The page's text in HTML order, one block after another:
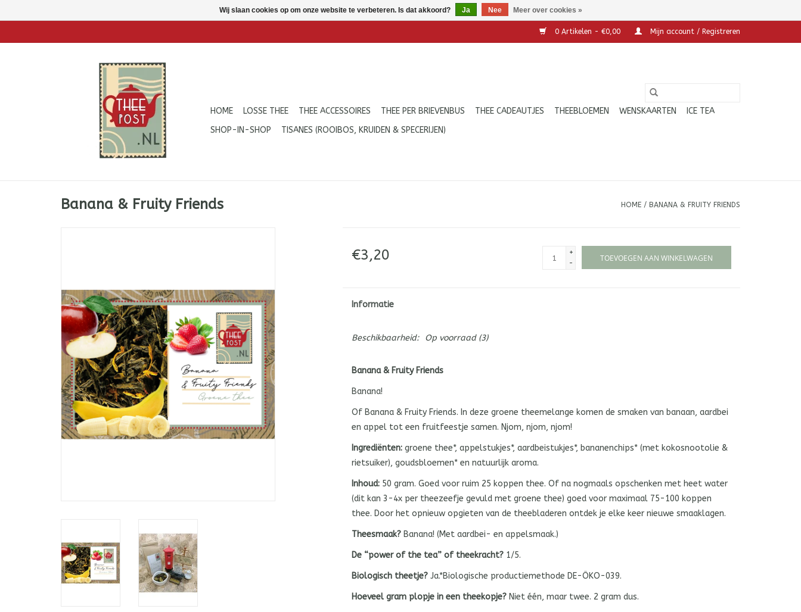
0 Artikelen - €0,00 Mijn account / Registreren
HOME LOSSE THEE THEE ACCESSOIRES THEE PER BRIEVENBUS THEE CADEAUTJES THEEBLOEMEN WENSKAARTEN
ICE TEA
SHOP-IN-SHOP
TISANES (ROOIBOS, KRUIDEN & SPECERIJEN)
Banana & Fruity Friends HOME / BANANA & FRUITY FRIENDS
€3,20
+
-
TOEVOEGEN AAN WINKELWAGEN
Informatie
Beschikbaarheid: Op voorraad(3)
Banana & Fruity Friends
Banana!
Of Banana & Fruity Friends. In deze groene theemelange komen de smaken van banaan, aardbei
en appel tot een fruitfeestje samen. Njom, njom, njom!
Ingrediënten:groene thee*, appelstukjes*, aardbeistukjes*, bananenchips* (met kokosnootolie &
rietsuiker), goudsbloemen* en natuurlijk aroma.
Inhoud:50 gram. Goed voor ruim 25 koppen thee. Of na nogmaals opschenken met heet water
(dit kan 3-4x per theezeefje gevuld met groene thee) goed voor maximaal 75-100 koppen
thee. Door het opnieuw opgieten van de theebladeren ontdek je elke keer nieuwe smaaklagen.
Theesmaak?Banana! (Met aardbei- en appelsmaak.)
De “power of the tea” of theekracht?1/5.
Biologisch theetje?Ja.*Biologische productiemethode DE-ÖKO-039.
Hoeveel gram plopje in een theekopje?Niet één, maar twee. 2 gram dus.
Wij slaan cookies op om onze website te verbeteren. Is dat akkoord? Ja Nee Meer over cookies »